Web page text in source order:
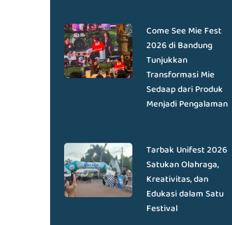
Come See Mie Fest
2026 di Bandung
Tunjukkan
Transformasi Mie
Sedaap dari Produk
Menjadi Pengalaman
Tarbak Unifest 2026
Satukan Olahraga,
Kreativitas, dan
Edukasi dalam Satu
Festival